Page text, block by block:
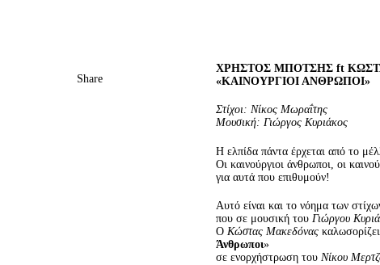
Share
ΧΡΗΣΤΟΣ ΜΠΟΤΣΗΣ ft
«ΚΑΙΝΟΥΡΓΙΟΙ ΑΝΘΡΩΠΟΙ»
Στίχοι: Νίκος Μωραΐτης
Μουσική: Γιώργος Κυριάκος
Η ελπίδα πάντα έρχεται από το
Οι καινούργιοι άνθρωποι, οι
για αυτά που επιθυμούν!
Αυτό είναι και το νόημα των
που σε μουσική του Γιώργου
Ο Κώστας Μακεδόνας
Άνθρωποι»
σε ενορχήστρωση του Νίκου